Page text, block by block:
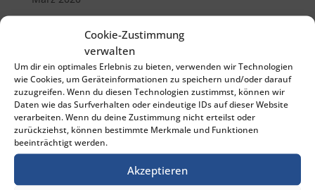
Cookie-Zustimmung
verwalten
Um dir ein optimales Erlebnis zu bieten, verwenden wir Technologien
wie Cookies, um Geräteinformationen zu speichern und/oder darauf
zuzugreifen. Wenn du diesen Technologien zustimmst, können wir
Daten wie das Surfverhalten oder eindeutige IDs auf dieser Website
verarbeiten. Wenn du deine Zustimmung nicht erteilst oder
zurückziehst, können bestimmte Merkmale und Funktionen
beeinträchtigt werden.
Akzeptieren
Kategorien
Allgemeines Zivilrecht
Arbeitsrecht
Ehescheidungsrecht
Erbrecht
Immobilienrecht